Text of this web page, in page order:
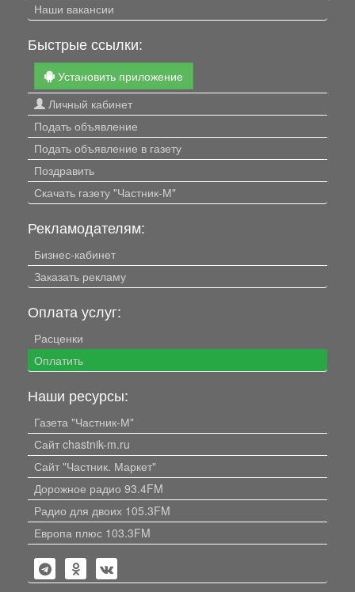
Наши вакансии
Быстрые ссылки:
Установить приложение
Личный кабинет
Подать объявление
Подать объявление в газету
Поздравить
Скачать газету "Частник-М"
Рекламодателям:
Бизнес-кабинет
Заказать рекламу
Оплата услуг:
Расценки
Оплатить
Наши ресурсы:
Газета "Частник-М"
Сайт chastnik-m.ru
Сайт "Частник. Маркет"
Дорожное радио 93.4FM
Радио для двоих 105.3FM
Европа плюс 103.3FM